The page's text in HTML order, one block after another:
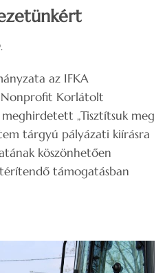
az IFKA
Nonprofit Korlátolt
meghirdetett „Tisztítsuk meg
tárgyú pályázati kiírásra
köszönhetően
térítendő támogatásban